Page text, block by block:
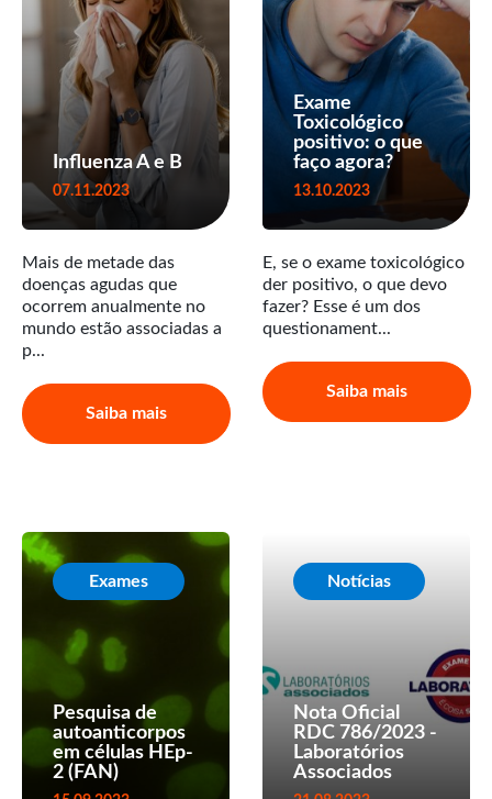
Influenza A e B
07.11.2023
Mais de metade das
doenças agudas que
ocorrem anualmente no
mundo estão associadas a
p...
Saiba mais
Exame
Toxicológico
positivo: o que
faço agora?
13.10.2023
E, se o exame toxicológico
der positivo, o que devo
fazer? Esse é um dos
questionament...
Saiba mais
Exames
Pesquisa de
autoanticorpos
em células HEp-
2 (FAN)
Notícias
Nota Oficial
RDC 786/2023 -
Laboratórios
Associados